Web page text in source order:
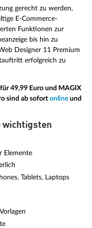
gerecht zu werden,
E-Commerce-
Funktionen zur
bis hin zu
Designer 11 Premium
erfolgreich zu
49,99 Euro und MAGIX
sind ab sofort online und
wichtigsten
Elemente
Tablets, Laptops